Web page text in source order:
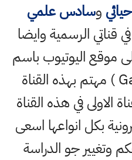
وسادس علمي
قناتي الرسمية وايضا
موقع اليوتيوب باسم
( احمد مهدي Gaming ) مهتم بهذه القناة
الاولى في هذه القناة
بكل انواعها اسعى
وتغيير جو الدراسة